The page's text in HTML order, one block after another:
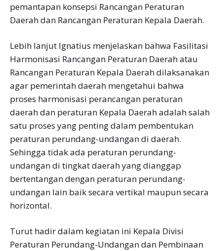
pemantapan konsepsi Rancangan Peraturan
Daerah dan Rancangan Peraturan Kepala Daerah.
Lebih lanjut Ignatius menjelaskan bahwa Fasilitasi
Harmonisasi Rancangan Peraturan Daerah atau
Rancangan Peraturan Kepala Daerah dilaksanakan
agar pemerintah daerah mengetahui bahwa
proses harmonisasi perancangan peraturan
daerah dan peraturan Kepala Daerah adalah salah
satu proses yang penting dalam pembentukan
peraturan perundang-undangan di daerah.
Sehingga tidak ada peraturan perundang-
undangan di tingkat daerah yang dianggap
bertentangan dengan peraturan perundang-
undangan lain baik secara vertikal maupun secara
horizontal.
Turut hadir dalam kegiatan ini Kepala Divisi
Peraturan Perundang-Undangan dan Pembinaan